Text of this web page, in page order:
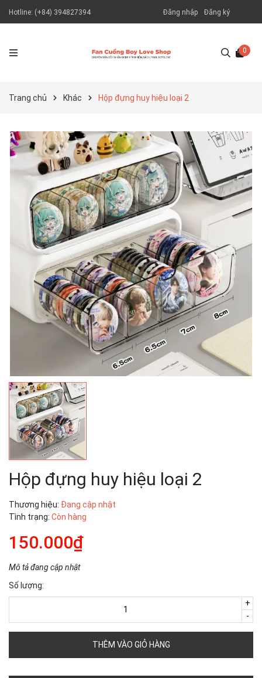
Hotline: (+84) 394827394 Đăng nhập Đăng ký
0
Trang chủ Khác Hộp đựng huy hiệu loại 2
Hộp đựng huy hiệu loại 2
Thương hiệu: Đang cập nhật
Tình trạng: Còn hàng
150.000₫
Mô tả đang cập nhật
Số lượng:
-
+
THÊM VÀO GIỎ HÀNG